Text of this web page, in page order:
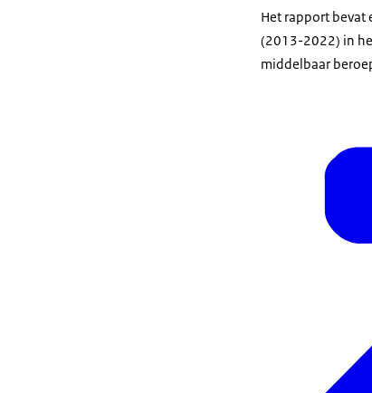
Het rapport bevat
(2013-2022) in
middelbaar